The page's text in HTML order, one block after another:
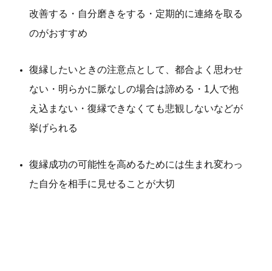
改善する・自分磨きをする・定期的に連絡を取る
のがおすすめ
復縁したいときの注意点として、都合よく思わせ
ない・明らかに脈なしの場合は諦める・1人で抱
え込まない・復縁できなくても悲観しないなどが
挙げられる
復縁成功の可能性を高めるためには生まれ変わっ
た自分を相手に見せることが大切